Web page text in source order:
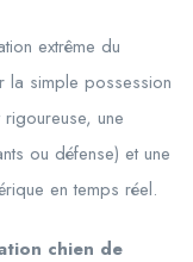
extrême du
la simple possession
rigoureuse, une
ou défense) et une
en temps réel.
chien de